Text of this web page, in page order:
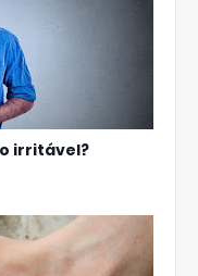
irritável?